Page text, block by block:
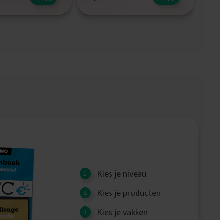
Kies je niveau
Kies je producten
Kies je vakken